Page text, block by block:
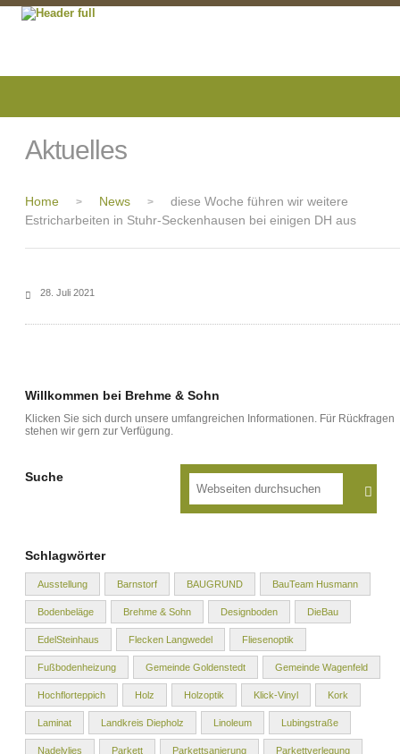
Aktuelles
Home > News >
diese Woche führen wir weitere
Estricharbeiten in Stuhr-Seckenhausen bei einigen DH aus
28. Juli 2021
Willkommen bei Brehme & Sohn
Klicken Sie sich durch unsere umfangreichen Informationen. Für Rückfragen
stehen wir gern zur Verfügung.
Suche
Schlagwörter
Ausstellung Barnstorf BAUGRUND BauTeam Husmann
Bodenbeläge Brehme & Sohn Designboden DieBau
EdelSteinhaus Flecken Langwedel Fliesenoptik
Fußbodenheizung Gemeinde Goldenstedt Gemeinde Wagenfeld
Hochflorteppich Holz Holzoptik Klick-Vinyl Kork
Laminat Landkreis Diepholz Linoleum Lubingstraße
Nadelvlies Parkett Parkettsanierung Parkettverlegung